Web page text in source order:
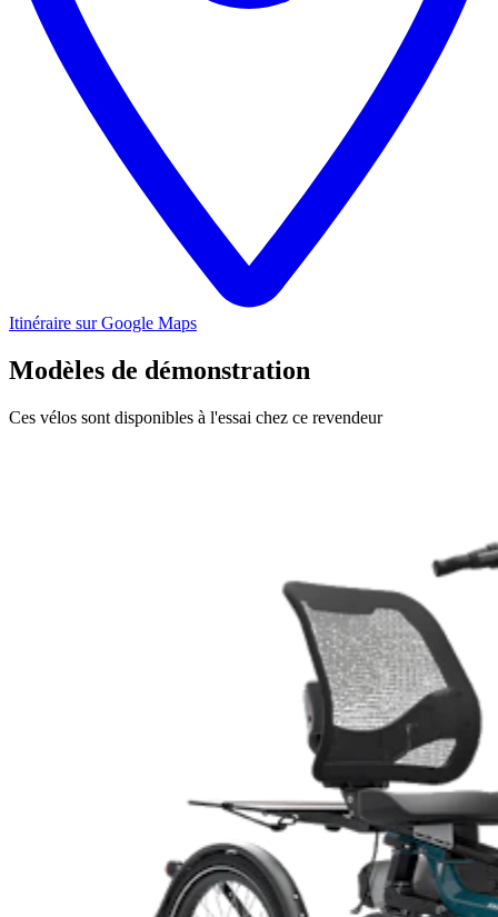
Itinéraire sur Google Maps
Modèles de démonstration
Ces vélos sont disponibles à l'essai chez ce revendeur